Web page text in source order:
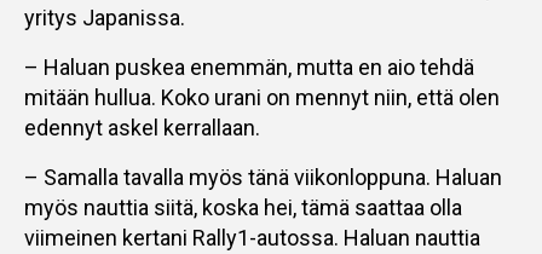
yritys Japanissa.
– Haluan puskea enemmän, mutta en aio tehdä
mitään hullua. Koko urani on mennyt niin, että olen
edennyt askel kerrallaan.
– Samalla tavalla myös tänä viikonloppuna. Haluan
myös nauttia siitä, koska hei, tämä saattaa olla
viimeinen kertani Rally1-autossa. Haluan nauttia